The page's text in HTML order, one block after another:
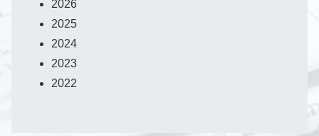
2026
2025
2024
2023
2022